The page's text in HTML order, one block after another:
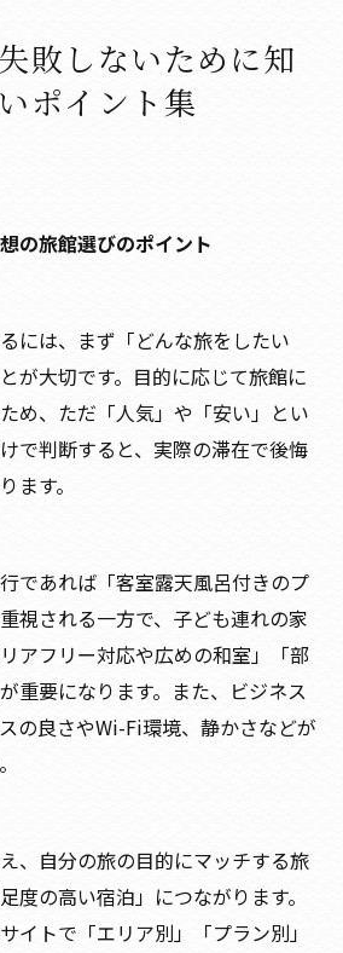
敗しないために知
ポイント集
の旅館選びのポイント
には、まず「どんな旅をしたい
が大切です。目的に応じて旅館に
め、ただ「人気」や「安い」とい
で判断すると、実際の滞在で後悔
ます。
であれば「客室露天風呂付きのプ
視される一方で、子ども連れの家
アフリー対応や広めの和室」「部
重要になります。また、ビジネス
の良さやWi-Fi環境、静かさなどが
、自分の旅の目的にマッチする旅
度の高い宿泊」につながります。
イトで「エリア別」「プラン別」